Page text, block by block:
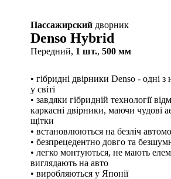
Пассажирский дворник
Denso Hybrid
Передний, 1 шт., 500 мм
• гібридні двірники Denso - одні
у світі
• завдяки гібридній технології
каркасні двірники, маючи чудові
щітки
• встановлюються на безліч
• безпрецедентно довго та
• легко монтуються, не мають
виглядають на авто
• виробляються у Японії